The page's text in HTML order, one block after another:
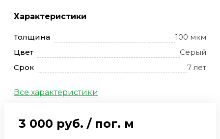
Характеристики
Толщина
100 мкм
Цвет
Серый
Срок
7 лет
Все характеристики
3 000 руб. / пог. м